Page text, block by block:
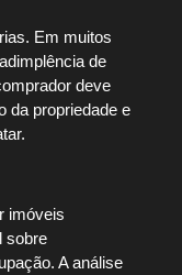
Em muitos
de
deve
da propriedade e
imóveis
sobre
A análise